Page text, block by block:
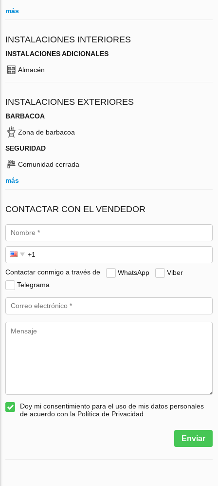
más
INSTALACIONES INTERIORES
INSTALACIONES ADICIONALES
Almacén
INSTALACIONES EXTERIORES
BARBACOA
Zona de barbacoa
SEGURIDAD
Comunidad cerrada
más
CONTACTAR CON EL VENDEDOR
Contactar conmigo a través de WhatsApp
Viber
Telegrama
Doy mi consentimiento para el uso de mis datos personales
de acuerdo con la Política de Privacidad
Enviar